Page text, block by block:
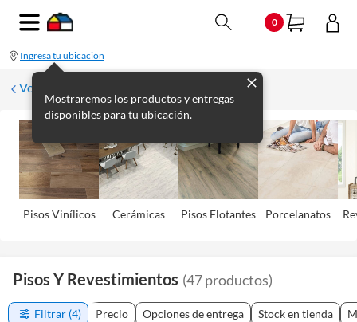
0
Ingresa tu ubicación
Mostraremos los productos y entregas
disponibles para tu ubicación.
Volver
Pisos Viní­licos Cerámicas Pisos Flotantes Porcelanatos
Pisos Y Revestimientos (47productos)
Filtrar (4) Precio Opciones de entrega Stock en tienda